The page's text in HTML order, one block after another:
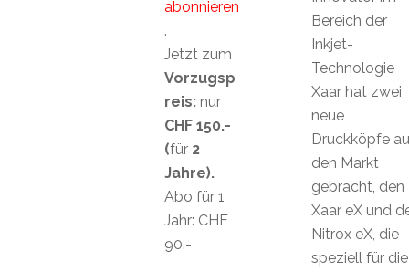
Bereich der
Inkjet-
Technologie
Xaar hat zwei
neue
Druckköpfe
den Markt
gebracht, den
Xaar eX und
Nitrox eX, die
speziell für die
abonnieren
.
Jetzt zum
Vorzugsp
reis: nur
CHF 150.-
(für 2
Jahre).
Abo für 1
Jahr: CHF
90.-